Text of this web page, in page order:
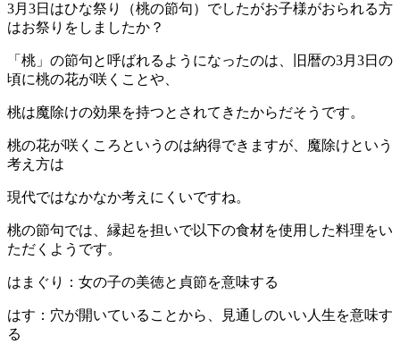
3月3日はひな祭り（桃の節句）でしたがお子様がおられる方
はお祭りをしましたか？
「桃」の節句と呼ばれるようになったのは、旧暦の3月3日の
頃に桃の花が咲くことや、
桃は魔除けの効果を持つとされてきたからだそうです。
桃の花が咲くころというのは納得できますが、魔除けという
考え方は
現代ではなかなか考えにくいですね。
桃の節句では、縁起を担いで以下の食材を使用した料理をい
ただくようです。
はまぐり：女の子の美徳と貞節を意味する
はす：穴が開いていることから、見通しのいい人生を意味す
る